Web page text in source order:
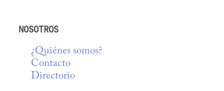
NOSOTROS
¿Quiénes somos?
Contacto
Directorio